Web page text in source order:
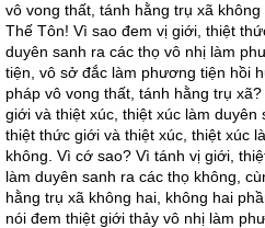
vô vong thất, tánh hằng trụ xã
Thế Tôn! Vì sao đem vị giới, thiệt
duyên sanh ra các thọ vô nhị làm
tiện, vô sở đắc làm phương tiện hồi
pháp vô vong thất, tánh hằng trụ
giới và thiệt xúc, thiệt xúc làm duyên
thiệt thức giới và thiệt xúc, thiệt xúc
không. Vì cớ sao? Vì tánh vị giới,
làm duyên sanh ra các thọ không,
hằng trụ xã không hai, không hai
nói đem thiệt giới thảy vô nhị làm